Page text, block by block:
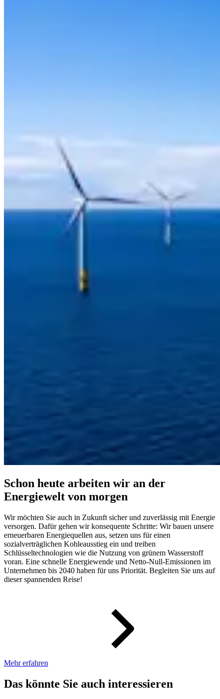
Schon heute arbeiten wir an der
Energiewelt von morgen
Wir möchten Sie auch in Zukunft sicher und zuverlässig mit Energie
versorgen. Dafür gehen wir konsequente Schritte: Wir bauen unsere
erneuerbaren Energiequellen aus, setzen uns für einen
sozialverträglichen Kohleausstieg ein und treiben
Schlüsseltechnologien wie die Nutzung von grünem Wasserstoff
voran. Eine schnelle Energiewende und Netto-Null-Emissionen im
Unternehmen bis 2040 haben für uns Priorität. Begleiten Sie uns auf
dieser spannenden Reise!
Mehr erfahren
Das könnte Sie auch interessieren